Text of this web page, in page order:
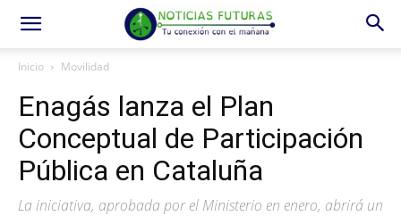
Inicio Movilidad
Enagás lanza el Plan
Conceptual de Participación
Pública en Cataluña
La iniciativa, aprobada por el Ministerio en enero, abrirá un